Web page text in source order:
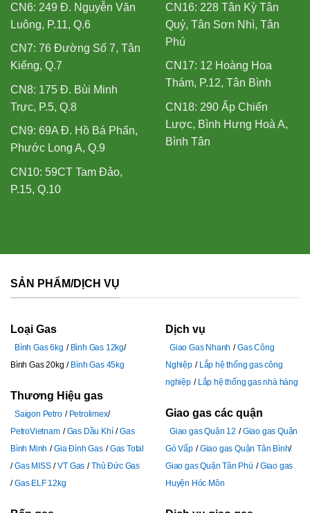
CN6: 249 Đ. Nguyễn Văn
Luông, P.11, Q.6
CN7: 76 Đường Số 7, Tân
Kiểng, Q.7
CN8: 175 Đ. Bùi Minh
Trực, P.5, Q.8
CN9: 69A Đ. Hồ Bá Phấn,
Phước Long A, Q.9
CN10: 59CT Tam Đảo,
P.15, Q.10
CN16: 228 Tân Kỳ Tân
Quý, Tân Sơn Nhì, Tân
Phú
CN17: 12 Hoàng Hoa
Thám, P.12, Tân Bình
CN18: 290 Ấp Chiến
Lược, Bình Hưng Hoà A,
Bình Tân
SẢN PHẨM/DỊCH VỤ
Loại Gas
Bình Gas 6kg
Bình Gas 12kg
Bình Gas 20kg
Bình Gas 45kg
Thương Hiệu gas
Saigon Petro
Petrolimex
PetroVietnam
Gas Dầu Khí
Gas
Bình Minh
Gia Đình Gas
Gas Total
Gas MISS
VT Gas
Thủ Đức Gas
Gas ELF 12kg
Dịch vụ
Giao Gas Nhanh
Gas Công
Nghiệp
Lắp hệ thống gas công
nghiệp
Lắp hệ thống gas nhà hàng
Giao gas các quận
Giao gas Quận 12
Giao gas Quận
Gò Vấp
Giao gas Quận Tân Bình
Giao gas Quận Tân Phú
Giao gas
Huyện Hóc Môn